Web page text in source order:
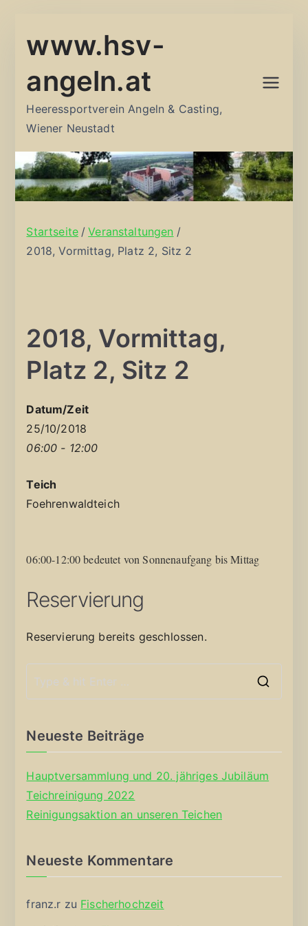
Inhalt
www.hsv-
angeln.at
Heeressportverein Angeln & Casting,
Wiener Neustadt
Startseite
Veranstaltungen
2018, Vormittag, Platz 2, Sitz 2
2018, Vormittag,
Platz 2, Sitz 2
Datum/Zeit
25/10/2018
06:00 - 12:00
Teich
Foehrenwaldteich
06:00-12:00 bedeutet von Sonnenaufgang bis Mittag
Reservierung
Reservierung bereits geschlossen.
Neueste Beiträge
Hauptversammlung und 20. jähriges Jubiläum
Teichreinigung 2022
Reinigungsaktion an unseren Teichen
Neueste Kommentare
franz.r zu Fischerhochzeit